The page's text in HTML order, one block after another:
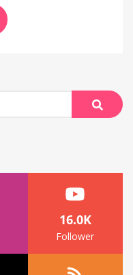
Suche
16.0K
Follower